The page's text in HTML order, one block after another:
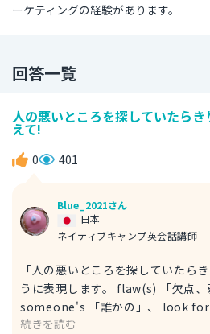
ーケティングの経験があります。
回答一覧
人の悪いところを探していたら
えて!
0 401
Blue_2021さん
ネイティブキャンプ英会話講師
日本
「人の悪いところを探していたら
うに表現します。 flaw(s) 「欠点、弱点、不備な点」、
someone's 「誰かの」、 look for
stop 「きりがない」と言います。 例文 That's your flaw.
続きを読む